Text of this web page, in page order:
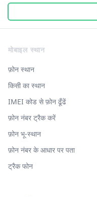
मोबाइल स्थान
फ़ोन स्थान
किसी का स्थान
IMEI कोड से फ़ोन ढूँढें
फ़ोन नंबर ट्रैक करें
फ़ोन भू-स्थान
फ़ोन नंबर के आधार पर पता
ट्रैक फोन